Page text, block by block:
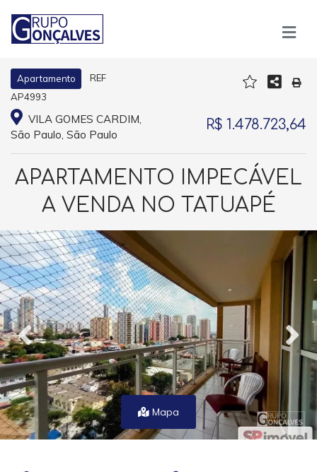
Apartamento
REF
AP4993
VILA GOMES CARDIM,
São Paulo, São Paulo
R$ 1.478.723,64
APARTAMENTO IMPECÁVEL
A VENDA NO TATUAPÉ
Mapa